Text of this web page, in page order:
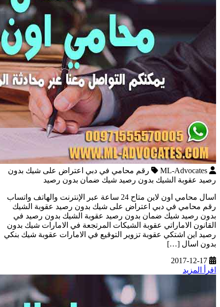
ML-Advocates
رقم محامي في دبي اعتراض على شيك بدون
رصيد عقوبة الشيك بدون رصيد شيك ضمان بدون رصيد
اسال محامي اون لاين متاح 24 ساعة عبر الإنترنت والهاتف واتساب
رقم محامي في دبي اعتراض على شيك بدون رصيد عقوبة الشيك
بدون رصيد شيك ضمان بدون رصيد عقوبة الشيك بدون رصيد في
القانون الاماراتي عقوبة الشيكات المرتجعة في الامارات شيك بدون
رصيد اين اشتكي عقوبة تزوير التوقيع في الامارات عقوبة شيك بنكي
بدون اسال […]
2017-12-17
اقرأ المزيد